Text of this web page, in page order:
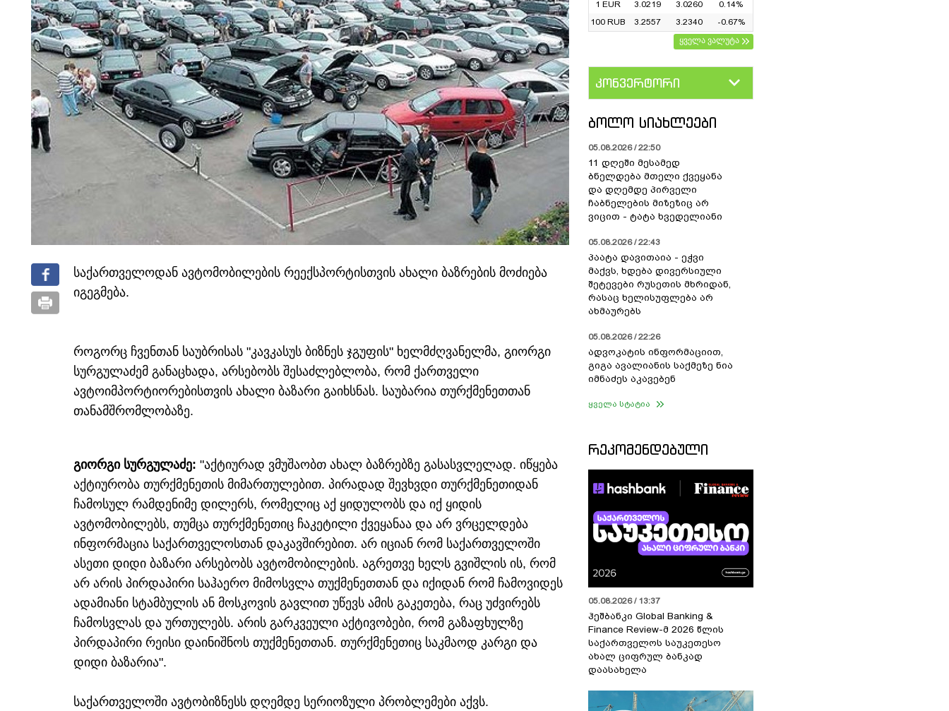
საქართველოდან ავტომობილების რეექსპორტისთვის ახალი ბაზრების მოძიება
იგეგმება.
როგორც ჩვენთან საუბრისას "კავკასუს ბიზნეს ჯგუფის" ხელმძღვანელმა, გიორგი
სურგულაძემ განაცხადა, არსებობს შესაძლებლობა, რომ ქართველი
ავტოიმპორტიორებისთვის ახალი ბაზარი გაიხსნას. საუბარია თურქმენეთთან
თანამშრომლობაზე.
გიორგი სურგულაძე: "აქტიურად ვმუშაობთ ახალ ბაზრებზე გასასვლელად. იწყება
აქტიურობა თურქმენეთის მიმართულებით. პირადად შევხვდი თურქმენეთიდან
ჩამოსულ რამდენიმე დილერს, რომელიც აქ ყიდულობს და იქ ყიდის
ავტომობილებს, თუმცა თურქმენეთიც ჩაკეტილი ქვეყანაა და არ ვრცელდება
ინფორმაცია საქართველოსთან დაკავშირებით. არ იციან რომ საქართველოში
ასეთი დიდი ბაზარი არსებობს ავტომობილების. აგრეთვე ხელს გვიშლის ის, რომ
არ არის პირდაპირი საჰაერო მიმოსვლა თუქმენეთთან და იქიდან რომ ჩამოვიდეს
ადამიანი სტამბულის ან მოსკოვის გავლით უწევს ამის გაკეთება, რაც უძვირებს
ჩამოსვლას და ურთულებს. არის გარკვეული აქტივობები, რომ გაზაფხულზე
პირდაპირი რეისი დაინიშნოს თუქმენეთთან. თურქმენეთიც საკმაოდ კარგი და
დიდი ბაზარია".
საქართველოში ავტობიზნესს დღემდე სერიოზული პრობლემები აქვს.
1 EUR
3.0219 3.0260
0.14%
100 RUB
3.2557 3.2340
-0.67%
ყველა ვალუტა
კონვერტორი
ᲑᲝᲚᲝ ᲡᲘᲐᲮᲚᲔᲔᲑᲘ
05.08.2026 / 22:50
11 დღეში მესამედ
ბნელდება მთელი ქვეყანა
და დღემდე პირველი
ჩაბნელების მიზეზიც არ
ვიცით - ტატა ხვედელიანი
05.08.2026 / 22:43
პაატა დავითაია - ეჭვი
მაქვს, ხდება დივერსიული
შეტევები რუსეთის მხრიდან,
რასაც ხელისუფლება არ
ახმაურებს
05.08.2026 / 22:26
ადვოკატის ინფორმაციით,
გიგა ავალიანის საქმეზე ნია
იმნაძეს აკავებენ
ყველა სტატია
ᲠᲔᲙᲝᲛᲔᲜᲓᲔᲑᲣᲚᲘ
05.08.2026 / 13:37
ჰეშბანკი Global Banking &
Finance Review-მ 2026 წლის
საქართველოს საუკეთესო
ახალ ციფრულ ბანკად
დაასახელა